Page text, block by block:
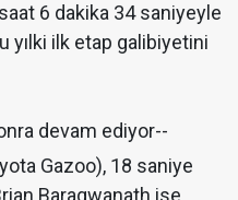
6 dakika 34 saniyeyle
yılki ilk etap galibiyetini
devam ediyor--
Gazoo), 18 saniye
Baragwanath ise